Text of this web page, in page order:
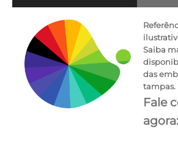
Saiba
das
tampas.
Fale
agora: